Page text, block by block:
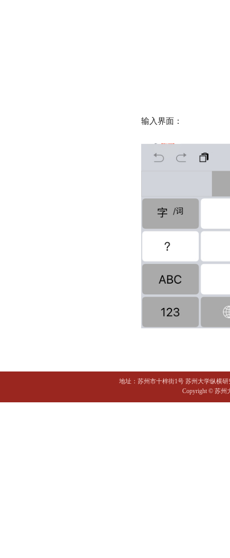
输入界面：
地址：苏州市十梓街1号 苏州大学纵横研
Copyright © 苏